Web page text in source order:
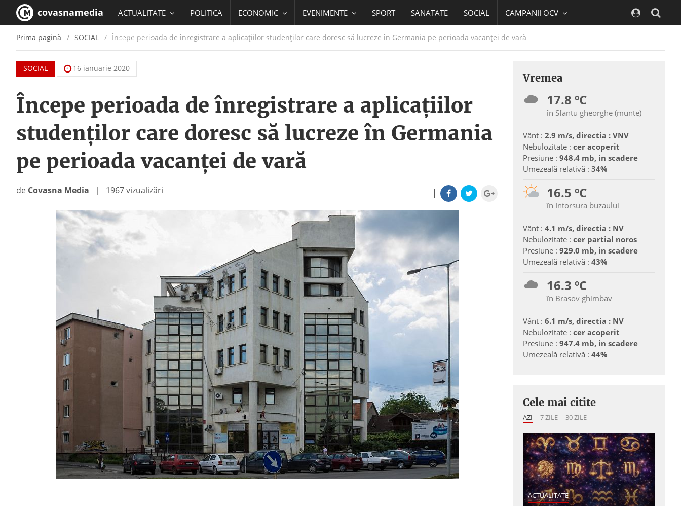
covasnamedia ACTUALITATE POLITICA ECONOMIC EVENIMENTE SPORT SANATATE SOCIAL CAMPANII OCV
EDUCATIE
Prima pagină SOCIAL Începe perioada de înregistrare a aplicațiilor studenților care doresc să lucreze în Germania pe perioada vacanței de vară
SOCIAL 16 ianuarie 2020
Începe perioada de înregistrare a aplicațiilor
studenților care doresc să lucreze în Germania
pe perioada vacanței de vară
|
de Covasna Media | 1967 vizualizări
Vremea
17.8 ºC
în Sfantu gheorghe (munte)
Vânt : 2.9 m/s, directia : VNV
Nebulozitate : cer acoperit
Presiune : 948.4 mb, in scadere
Umezeală relativă : 34%
16.5 ºC
în Intorsura buzaului
Vânt : 4.1 m/s, directia : NV
Nebulozitate : cer partial noros
Presiune : 929.0 mb, in scadere
Umezeală relativă : 43%
16.3 ºC
în Brasov ghimbav
Vânt : 6.1 m/s, directia : NV
Nebulozitate : cer acoperit
Presiune : 947.4 mb, in scadere
Umezeală relativă : 44%
Cele mai citite
AZI 7 ZILE 30 ZILE
ACTUALITATE